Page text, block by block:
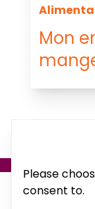
Mon
Please
consent to.